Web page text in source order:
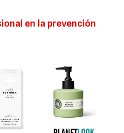
en la prevención